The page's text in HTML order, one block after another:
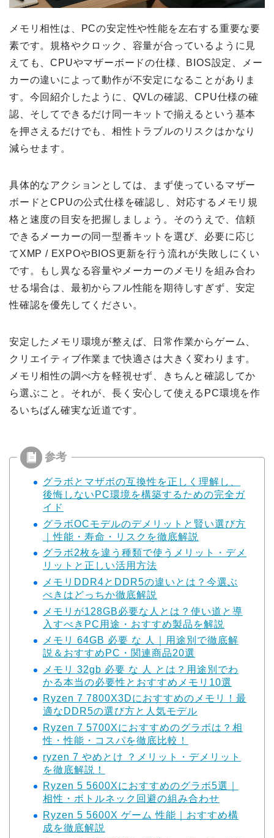
メモリ相性は、PCの安定性や性能を左右する重要な要
素です。規格やクロック、容量が合っているように見
えても、CPUやマザーボードの仕様、BIOS設定、メー
カーの違いによって動作が不安定になることがありま
す。今回紹介したように、QVLの確認、CPU仕様の確
認、そしてできるだけ同一キットで揃えるという基本
を押さえるだけでも、相性トラブルのリスクはかなり
減らせます。
具体的なアクションとしては、まず使っているマザー
ボードとCPUの公式仕様を確認し、対応するメモリ規
格と速度の目安を把握しましょう。そのうえで、信頼
できるメーカーの同一型番キットを選び、必要に応じ
てXMP / EXPOやBIOS更新を行う流れが失敗しにくい
です。もし異なる容量やメーカーのメモリを組み合わ
せる場合は、最初からフル性能を期待しすぎず、安定
性確認を優先してください。
安定したメモリ環境が整えば、日常作業からゲーム、
クリエイティブ作業まで快適さは大きく変わります。
メモリ相性の調べ方を軽視せず、きちんと確認してか
ら選ぶこと。それが、長く安心して使えるPC環境を作
るいちばん確実な近道です。
グラボとマザボの互換性を正しく理解し、
後悔しないPC環境を構築するための完全ガ
イド
グラボOCモデルのデメリットと賢い選び方
｜性能・寿命・リスクを徹底解説
グラボ2枚を違う種類で使うメリット・デメ
リットと正しい活用方法
メモリDDR4とDDR5の違いとは？今選ぶ
べきはどっちか徹底解説
メモリが128GB必要な人とは？使い道と導
入すべきPC用途・おすすめ製品を解説
メモリ 64GB 必要 な 人｜用途別で徹底解
説＆おすすめPC・関連商品20選
メモリ 32gb 必要 な 人 とは？用途別でわ
かる本当の必要性とおすすめメモリ10選
Ryzen 7 7800X3Dにおすすめのメモリ！最
適なDDR5の選び方と人気モデル
Ryzen 7 5700Xにおすすめのグラボは？相
性・性能・コスパを徹底比較！
ryzen 7 やめとけ ？メリット・デメリット
を徹底解説！
Ryzen 5 5600Xにおすすめのグラボ5選｜
相性・ボトルネック回避の組み合わせ
Ryzen 5 5600X ゲーム 性能｜おすすめ構
成を徹底解説